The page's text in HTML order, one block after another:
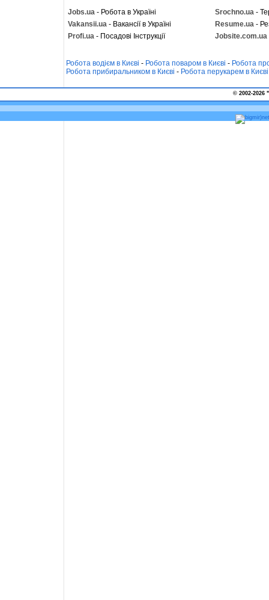
Jobs.ua - Робота в Україні Srochno.ua -
Vakansii.ua - Вакансії в Україні Resume.ua -
Profi.ua - Посадові Інструкції Jobsite.com.ua
Робота водієм в Києві - Робота поваром в Києві - Робота
Робота прибиральником в Києві - Робота перукарем в Києві
© 2002-2026